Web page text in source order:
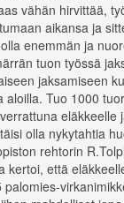
vähän hirvittää,
aikansa ja
enemmän ja
tuon työssä
jaksamiseen
aloilla. Tuo 1000
eläkkeelle
olla nykytahtia
rehtorin
kertoi, että